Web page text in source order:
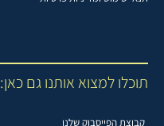
תוכלו למצוא אותנו גם כאן:
קבוצת הפייסבוק שלנו